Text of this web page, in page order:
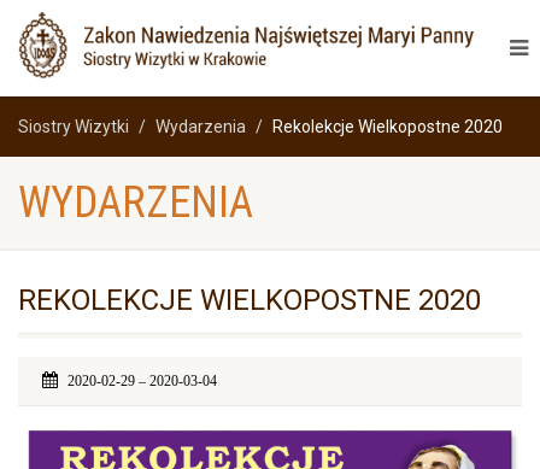
Siostry Wizytki Wydarzenia Rekolekcje Wielkopostne 2020
WYDARZENIA
REKOLEKCJE WIELKOPOSTNE 2020
2020-02-29 – 2020-03-04